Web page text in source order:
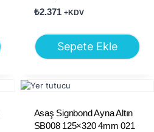
₺2.371 +KDV
Sepete Ekle
Asaş Signbond Ayna Altın
SB008 125×320 4mm 021